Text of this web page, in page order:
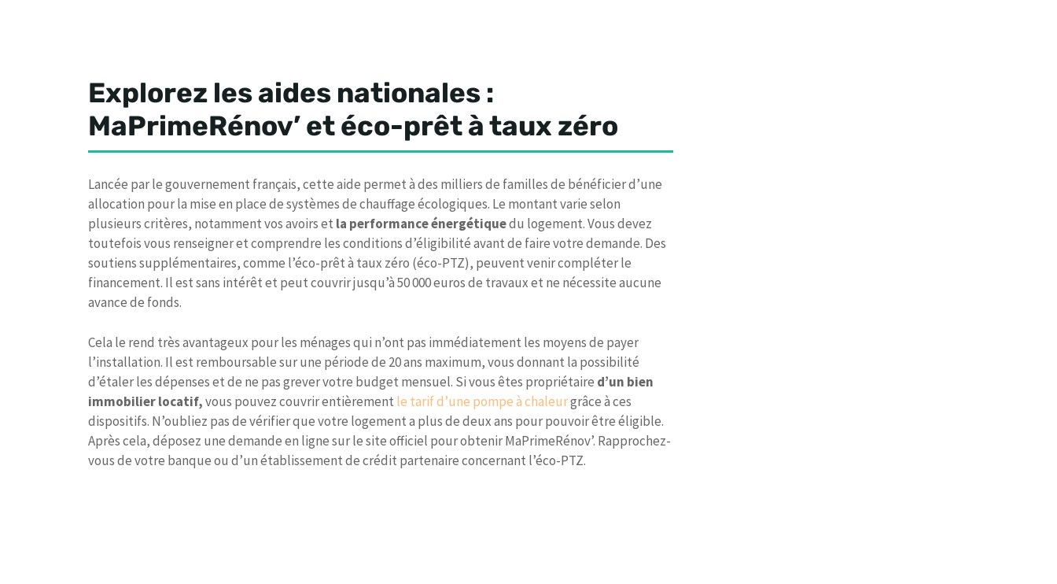
Explorez les aides nationales :
MaPrimeRénov’ et éco-prêt à taux zéro
Lancée par le gouvernement français, cette aide permet à des milliers de familles de bénéficier d’une
allocation pour la mise en place de systèmes de chauffage écologiques. Le montant varie selon
plusieurs critères, notamment vos avoirs et la performance énergétiquedu logement. Vous devez
toutefois vous renseigner et comprendre les conditions d’éligibilité avant de faire votre demande. Des
soutiens supplémentaires, comme l’éco-prêt à taux zéro (éco-PTZ), peuvent venir compléter le
financement. Il est sans intérêt et peut couvrir jusqu’à 50 000 euros de travaux et ne nécessite aucune
avance de fonds.
Cela le rend très avantageux pour les ménages qui n’ont pas immédiatement les moyens de payer
l’installation. Il est remboursable sur une période de 20 ans maximum, vous donnant la possibilité
d’étaler les dépenses et de ne pas grever votre budget mensuel. Si vous êtes propriétaire d’un bien
immobilier locatif,vous pouvez couvrir entièrement le tarif d’une pompe à chaleurgrâce à ces
dispositifs. N’oubliez pas de vérifier que votre logement a plus de deux ans pour pouvoir être éligible.
Après cela, déposez une demande en ligne sur le site officiel pour obtenir MaPrimeRénov’. Rapprochez-
vous de votre banque ou d’un établissement de crédit partenaire concernant l’éco-PTZ.